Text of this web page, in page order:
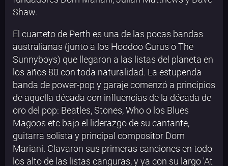
Shaw.
El cuarteto de Perth es una de las pocas bandas
australianas (junto a los Hoodoo Gurus o The
Sunnyboys) que llegaron a las listas del planeta en
los años 80 con toda naturalidad. La estupenda
banda de power-pop y garaje comenzó a principios
de aquella década con influencias de la década de
oro del pop: Beatles, Stones, Who o los Blues
Magoos etc bajo el liderazgo de su cantante,
guitarra solista y principal compositor Dom
Mariani. Clavaron sus primeras canciones en todo
los alto de las listas canguras, y ya con su largo 'At